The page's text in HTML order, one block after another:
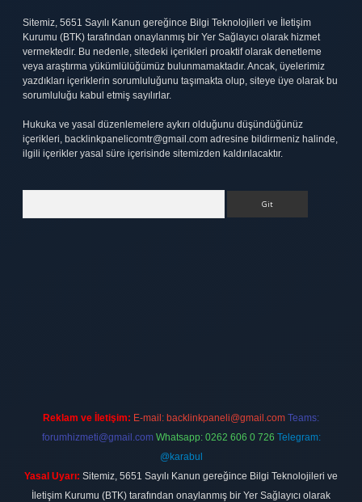
Sitemiz, 5651 Sayılı Kanun gereğince Bilgi Teknolojileri ve İletişim
Kurumu (BTK) tarafından onaylanmış bir Yer Sağlayıcı olarak hizmet
vermektedir. Bu nedenle, sitedeki içerikleri proaktif olarak denetleme
veya araştırma yükümlülüğümüz bulunmamaktadır. Ancak, üyelerimiz
yazdıkları içeriklerin sorumluluğunu taşımakta olup, siteye üye olarak bu
sorumluluğu kabul etmiş sayılırlar.
Hukuka ve yasal düzenlemelere aykırı olduğunu düşündüğünüz
içerikleri, backlinkpanelicomtr@gmail.com adresine bildirmeniz halinde,
ilgili içerikler yasal süre içerisinde sitemizden kaldırılacaktır.
Reklam ve İletişim: E-mail: backlinkpaneli@gmail.com Teams:
forumhizmeti@gmail.com Whatsapp: 0262 606 0 726 Telegram:
@karabul
Yasal Uyarı: Sitemiz, 5651 Sayılı Kanun gereğince Bilgi Teknolojileri ve
İletişim Kurumu (BTK) tarafından onaylanmış bir Yer Sağlayıcı olarak